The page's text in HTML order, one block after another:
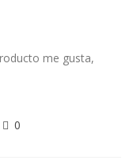
me gusta,
0